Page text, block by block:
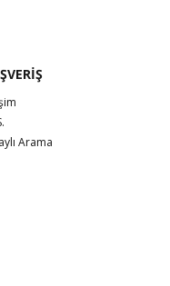
Arama